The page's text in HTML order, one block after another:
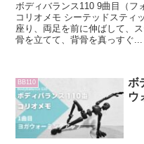
ボディバランス110 9曲目（フ
コリオメモ シーテッドスティ
座り、両足を前に伸ばして、
骨を立てて、背骨を真っすぐ...
BB110
ボ
ウ